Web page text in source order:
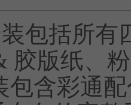
包括所有
胶版纸、
包含彩通